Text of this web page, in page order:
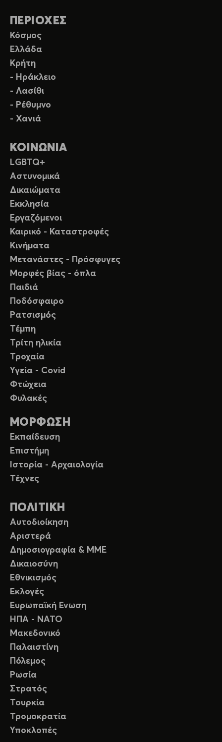
ΠΕΡΙΟΧΕΣ
Κόσμος
Ελλάδα
Κρήτη
- Ηράκλειο
- Λασίθι
- Ρέθυμνο
- Χανιά
ΚΟΙΝΩΝΙΑ
LGBTQ+
Αστυνομικά
Δικαιώματα
Εκκλησία
Εργαζόμενοι
Καιρικό - Καταστροφές
Κινήματα
Μετανάστες - Πρόσφυγες
Μορφές βίας - όπλα
Παιδιά
Ποδόσφαιρο
Ρατσισμός
Τέμπη
Τρίτη ηλικία
Τροχαία
Υγεία - Covid
Φτώχεια
Φυλακές
ΜΟΡΦΩΣΗ
Εκπαίδευση
Επιστήμη
Ιστορία - Αρχαιολογία
Τέχνες
ΠΟΛΙΤΙΚΗ
Αυτοδιοίκηση
Αριστερά
Δημοσιογραφία & ΜΜΕ
Δικαιοσύνη
Εθνικισμός
Εκλογές
Ευρωπαϊκή Ενωση
ΗΠΑ - ΝΑΤΟ
Μακεδονικό
Παλαιστίνη
Πόλεμος
Ρωσία
Στρατός
Τουρκία
Τρομοκρατία
Υποκλοπές